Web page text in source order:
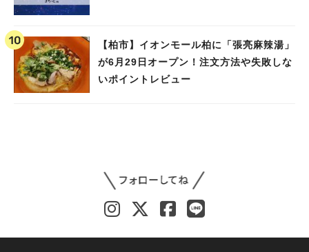
【柏市】イオンモール柏に「張亮麻辣湯」
が6月29日オープン！注文方法や失敗しな
いポイントレビュー